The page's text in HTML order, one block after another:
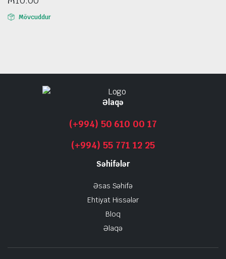
Mövcuddur
Əlaqə
(+994) 50 610 00 17
(+994) 55 771 12 25
Səhifələr
Əsas Səhifə
Ehtiyat Hissələr
Bloq
Əlaqə